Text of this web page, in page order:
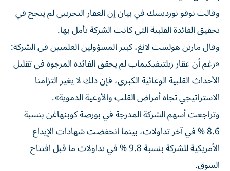
وقالت نوفو نورديسك في بيان إن العقار التجريبي لم ينجح في
تحقيق الفائدة القلبية التي كانت الشركة تأمل بها.
وقال مارتن هولست لانغ، كبير المسؤولين العلميين في الشركة:
«رغم أن عقار زيلتيفيكيماب لم يحقق الفائدة المرجوة في تقليل
الأحداث القلبية الوعائية الكبرى، فإن ذلك لا يغير التزامنا
الاستراتيجي تجاه أمراض القلب والأوعية الدموية».
وتراجعت أسهم الشركة المدرجة في بورصة كوبنهاغن بنسبة
8.6 % في آخر تداولات، بينما انخفضت شهادات الإيداع
الأمريكية للشركة بنسبة 9.8 % في تداولات ما قبل افتتاح
السوق.